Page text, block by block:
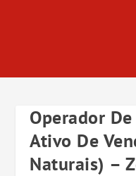
Operador
Ativo De
Naturais) –